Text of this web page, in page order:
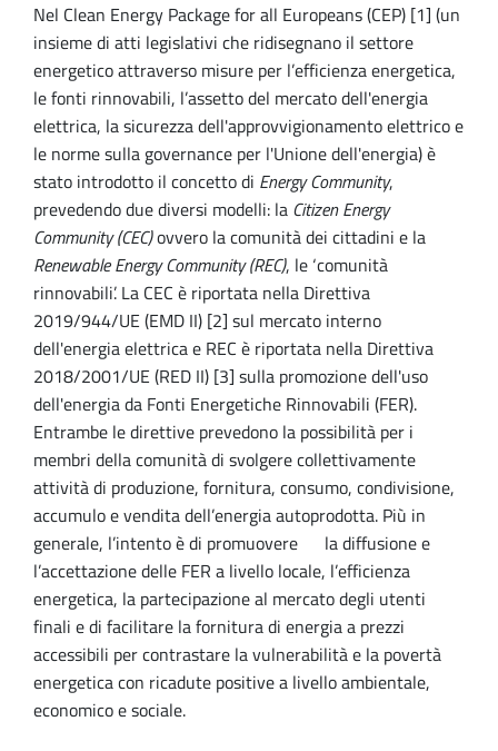
Nel Clean Energy Package for all Europeans (CEP) [1] (un
insieme di atti legislativi che ridisegnano il settore
energetico attraverso misure per l’efficienza energetica,
le fonti rinnovabili, l’assetto del mercato dell'energia
elettrica, la sicurezza dell'approvvigionamento elettrico e
le norme sulla governance per l'Unione dell'energia) è
stato introdotto il concetto di Energy Community,
prevedendo due diversi modelli: la Citizen Energy
Community (CEC)ovvero la comunità dei cittadini e la
Renewable Energy Community (REC), le ‘comunità
rinnovabili’. La CEC è riportata nella Direttiva
2019/944/UE (EMD II) [2] sul mercato interno
dell'energia elettrica e REC è riportata nella Direttiva
2018/2001/UE (RED II) [3] sulla promozione dell'uso
dell'energia da Fonti Energetiche Rinnovabili (FER).
Entrambe le direttive prevedono la possibilità per i
membri della comunità di svolgere collettivamente
attività di produzione, fornitura, consumo, condivisione,
accumulo e vendita dell’energia autoprodotta. Più in
generale, l’intento è di promuovere la diffusione e
l’accettazione delle FER a livello locale, l’efficienza
energetica, la partecipazione al mercato degli utenti
finali e di facilitare la fornitura di energia a prezzi
accessibili per contrastare la vulnerabilità e la povertà
energetica con ricadute positive a livello ambientale,
economico e sociale.